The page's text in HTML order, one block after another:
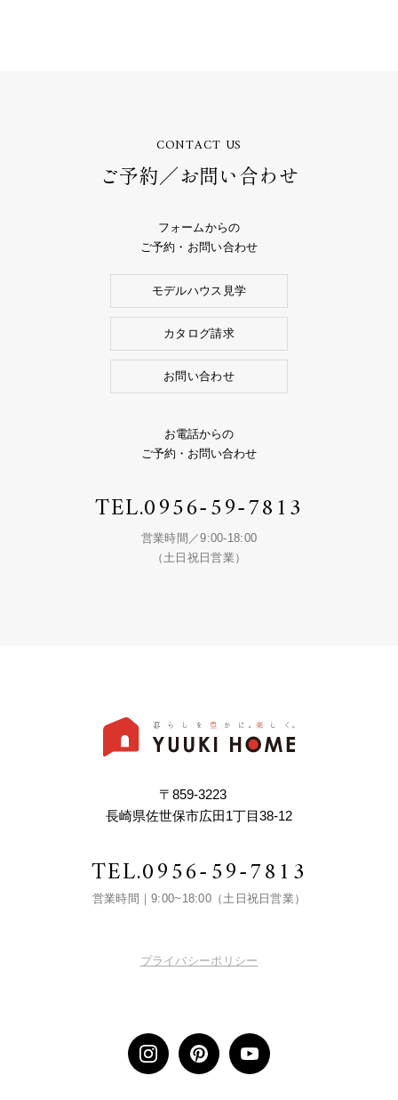
CONTACT US
ご予約／お問い合わせ
フォームからの
ご予約・お問い合わせ
モデルハウス見学
カタログ請求
お問い合わせ
お電話からの
ご予約・お問い合わせ
TEL.0956-59-7813
営業時間／9:00-18:00
（土日祝日営業）
〒859-3223
長崎県佐世保市広田1丁目38-12
TEL.0956-59-7813
営業時間｜9:00~18:00（土日祝日営業）
プライバシーポリシー